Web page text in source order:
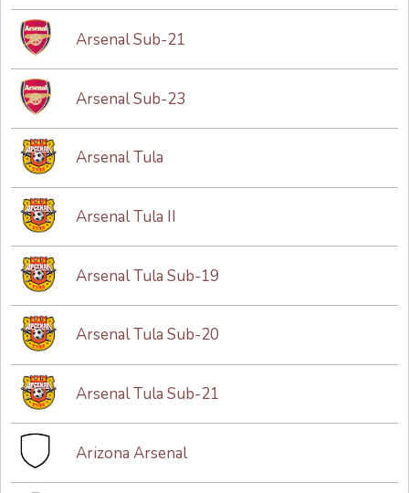
Arsenal Sub-21
Arsenal Sub-23
Arsenal Tula
Arsenal Tula II
Arsenal Tula Sub-19
Arsenal Tula Sub-20
Arsenal Tula Sub-21
Arizona Arsenal